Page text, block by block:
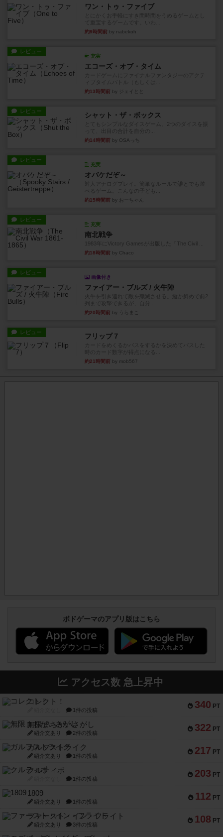
ワン・トゥ・ファイブ
とにかくお手軽にすき間時間をうめるゲームとし
て重宝するゲームです。いわ...
約9時間前 by nabekoh
レビュー
充実
エコーズ・オブ・タイム
カードゲームにファイナルファンタジーのアクテ
ィブタイムバトル（もしくは...
約13時間前 by ジェイとと
レビュー シャット・ザ・ボックス
とてもシンプルなダイスゲーム。2つのダイスを振
って、出目の合計を自分の...
約14時間前 by OSAっち
レビュー
充実
オバケだぞ～
対人アナログプレイ。簡単なルールで誰とでも遊
べるゲーム。こんなの子ども...
約15時間前 by おーちゃん
レビュー
充実
南北戦争
1983年にVictory Gamesが出版した『The Civil ...
約18時間前 by Chaco
レビュー
画像付き
ファイアー・ブルズ / 火牛陣
火牛を引き連れて敵を殲滅させる。縦か斜めで前2
列まで攻撃できるが、自分...
約20時間前 by うらまこ
レビュー フリップ７
カードをめくるかパスをするかを決めてパスした
時のカード数字が得点になる...
約21時間前 by mob567
ボドゲーマのアプリ版はこちら
アクセス数 急上昇中
340 PT
コレクト！
1件の投稿
322 PT
無限まちがいさがし
紹介文あり 2件の投稿
217 PT
ガルフストライク
紹介文あり 1件の投稿
203 PT
クルティボ
1件の投稿
112 PT
1809
紹介文あり 1件の投稿
108 PT
ファースト・イン・フライト
紹介文あり 3件の投稿